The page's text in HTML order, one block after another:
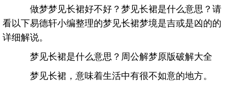
易德轩通告：本网站易德轩商标及LOGO注册声明
2021-9-7
做梦梦见长裙好不好？梦见长裙是什么意思？请
看以下易德轩小编整理的梦见长裙梦境是吉或是凶的的
详细解说。
梦见长裙是什么意思？周公解梦原版破解大全
梦见长裙，意味着生活中有很不如意的地方。